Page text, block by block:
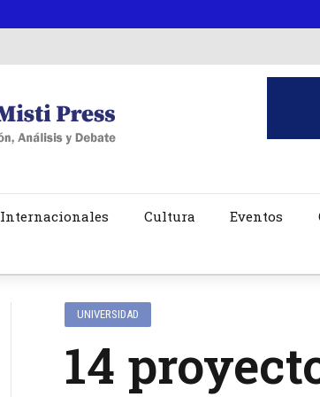
Internacionales Cultura Eventos
UNIVERSIDAD
14